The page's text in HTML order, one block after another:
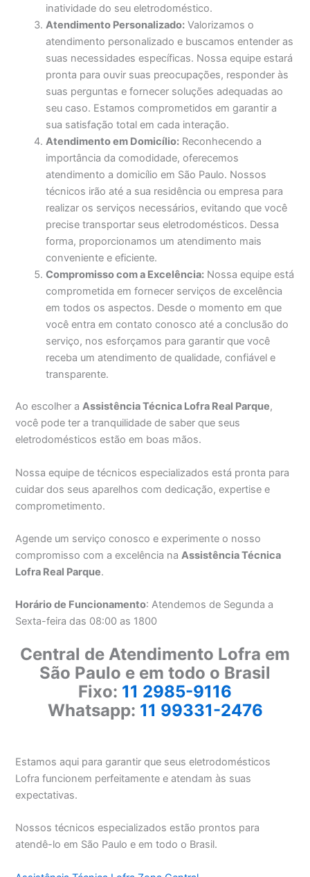
inatividade do seu eletrodoméstico.
Atendimento Personalizado: Valorizamos o
atendimento personalizado e buscamos entender as
suas necessidades específicas. Nossa equipe estará
pronta para ouvir suas preocupações, responder às
suas perguntas e fornecer soluções adequadas ao
seu caso. Estamos comprometidos em garantir a
sua satisfação total em cada interação.
Atendimento em Domicílio: Reconhecendo a
importância da comodidade, oferecemos
atendimento a domicílio em São Paulo. Nossos
técnicos irão até a sua residência ou empresa para
realizar os serviços necessários, evitando que você
precise transportar seus eletrodomésticos. Dessa
forma, proporcionamos um atendimento mais
conveniente e eficiente.
Compromisso com a Excelência: Nossa equipe está
comprometida em fornecer serviços de excelência
em todos os aspectos. Desde o momento em que
você entra em contato conosco até a conclusão do
serviço, nos esforçamos para garantir que você
receba um atendimento de qualidade, confiável e
transparente.
Ao escolher aAssistência Técnica Lofra Real Parque,
você pode ter a tranquilidade de saber que seus
eletrodomésticos estão em boas mãos.
Nossa equipe de técnicos especializados está pronta para
cuidar dos seus aparelhos com dedicação, expertise e
comprometimento.
Agende um serviço conosco e experimente o nosso
compromisso com a excelência naAssistência Técnica
Lofra Real Parque.
Horário de Funcionamento: Atendemos de Segunda a
Sexta-feira das 08:00 as 1800
Central de Atendimento Lofra em
São Paulo e em todo o Brasil
Fixo: 11 2985-9116
Whatsapp: 11 99331-2476
Estamos aqui para garantir que seus eletrodomésticos
Lofra funcionem perfeitamente e atendam às suas
expectativas.
Nossos técnicos especializados estão prontos para
atendê-lo em São Paulo e em todo o Brasil.